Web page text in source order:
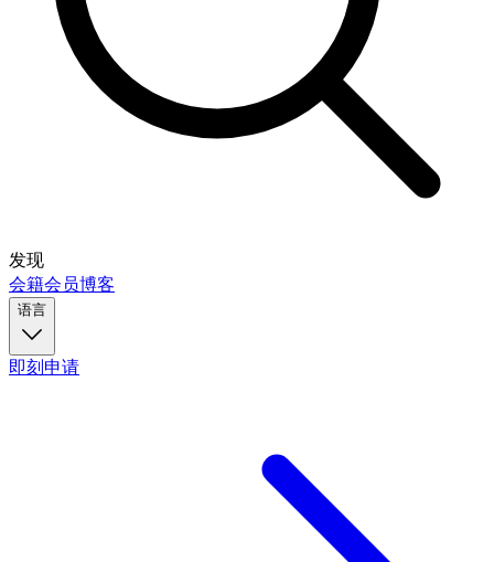
发现
会籍会员博客
语言
即刻申请